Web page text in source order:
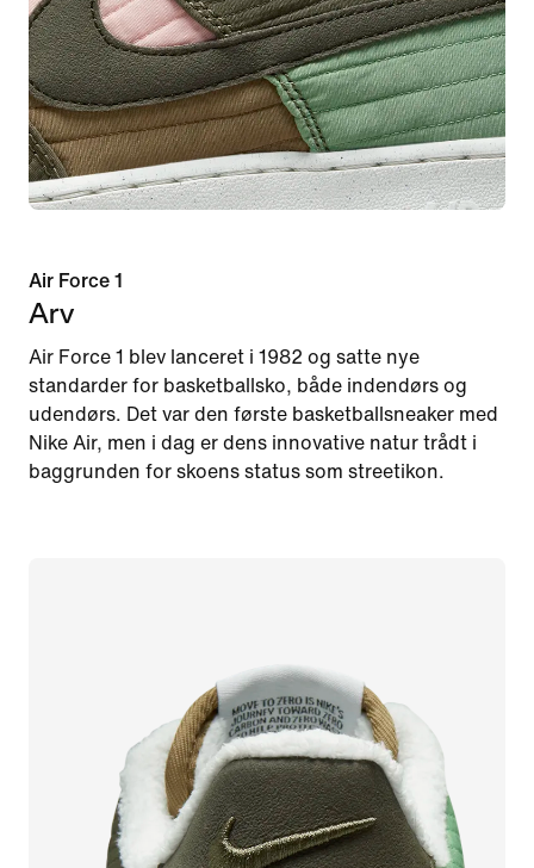
Air Force 1
Arv
Air Force 1 blev lanceret i 1982 og satte nye
standarder for basketballsko, både indendørs og
udendørs. Det var den første basketballsneaker med
Nike Air, men i dag er dens innovative natur trådt i
baggrunden for skoens status som streetikon.